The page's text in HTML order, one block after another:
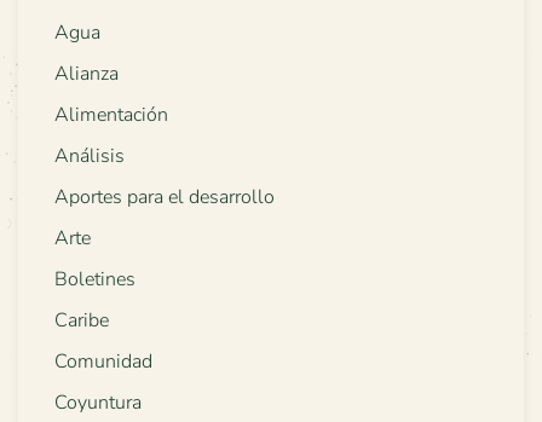
Agua
Alianza
Alimentación
Análisis
Aportes para el desarrollo
Arte
Boletines
Caribe
Comunidad
Coyuntura